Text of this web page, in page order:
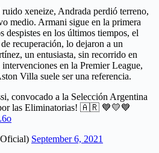
xeneize, Andrada perdió terreno,
medio. Armani sigue en la primera
despistes en los últimos tiempos, el
recuperación, lo dejaron a un
un entusiasta, sin recorrido en
en la Premier League,
Villa suele ser una referencia.
convocado a la Selección Argentina
las Eliminatorias! 🇦🇷 💙💛💙
September 6, 2021